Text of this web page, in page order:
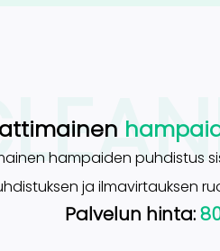
hampaiden puhdistus
ja ilmavirtauksen
Palvelun hinta: